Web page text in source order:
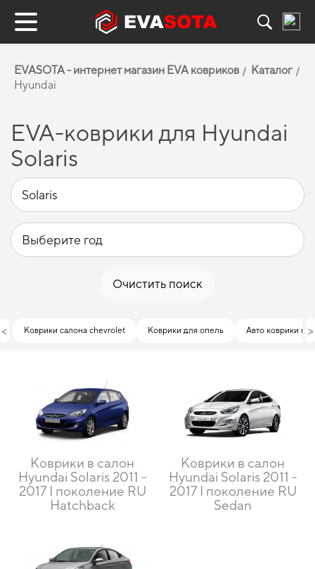
EVASOTA - интернет магазин EVA ковриков
Каталог
Hyundai
EVA-коврики для Hyundai
Solaris
Очистить поиск
< Коврики салона chevrolet Коврики для опель Авто коврики >
Коврики в салон
Hyundai Solaris 2011 -
2017 I поколение RU
Hatchback
Коврики в салон
Hyundai Solaris 2011 -
2017 I поколение RU
Sedan